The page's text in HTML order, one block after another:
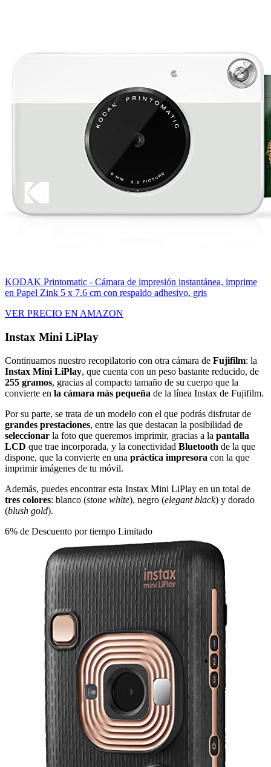
KODAK Printomatic - Cámara de impresión instantánea, imprime
en Papel Zink 5 x 7.6 cm con respaldo adhesivo, gris
VER PRECIO EN AMAZON
Instax Mini LiPlay
Continuamos nuestro recopilatorio con otra cámara de Fujifilm: la
Instax Mini LiPlay, que cuenta con un peso bastante reducido, de
255 gramos, gracias al compacto tamaño de su cuerpo que la
convierte en la cámara más pequeña de la línea Instax de Fujifilm.
Por su parte, se trata de un modelo con el que podrás disfrutar de
grandes prestaciones, entre las que destacan la posibilidad de
seleccionar la foto que queremos imprimir, gracias a la pantalla
LCD que trae incorporada, y la conectividad Bluetooth de la que
dispone, que la convierte en una práctica impresora con la que
imprimir imágenes de tu móvil.
Además, puedes encontrar esta Instax Mini LiPlay en un total de
tres colores: blanco (stone white), negro (elegant black) y dorado
(blush gold).
6% de Descuento por tiempo Limitado